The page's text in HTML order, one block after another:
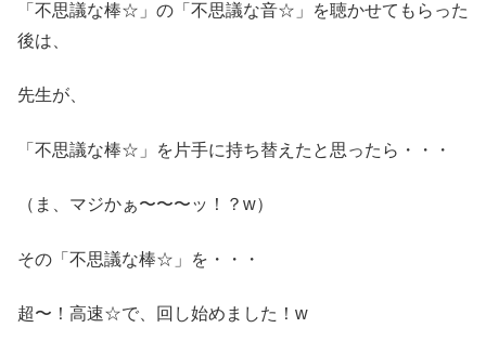
「不思議な棒☆」の「不思議な音☆」を聴かせてもらった
後は、
先生が、
「不思議な棒☆」を片手に持ち替えたと思ったら・・・
（ま、マジかぁ〜〜〜ッ！？w）
その「不思議な棒☆」を・・・
超〜！高速☆で、回し始めました！w